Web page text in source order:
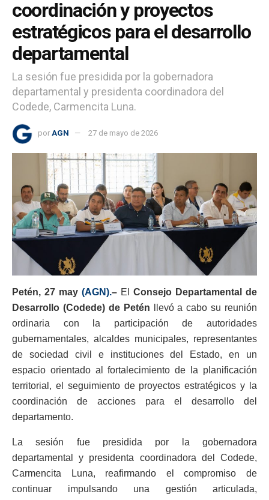
coordinación y proyectos
estratégicos para el desarrollo
departamental
La sesión fue presidida por la gobernadora
departamental y presidenta coordinadora del
Codede, Carmencita Luna.
por AGN 27 de mayo de 2026
Petén, 27 may (AGN).– El Consejo Departamental de
Desarrollo (Codede) de Petén llevó a cabo su reunión
ordinaria con la participación de autoridades
gubernamentales, alcaldes municipales, representantes
de sociedad civil e instituciones del Estado, en un
espacio orientado al fortalecimiento de la planificación
territorial, el seguimiento de proyectos estratégicos y la
coordinación de acciones para el desarrollo del
departamento.
La sesión fue presidida por la gobernadora
departamental y presidenta coordinadora del Codede,
Carmencita Luna, reafirmando el compromiso de
continuar impulsando una gestión articulada,